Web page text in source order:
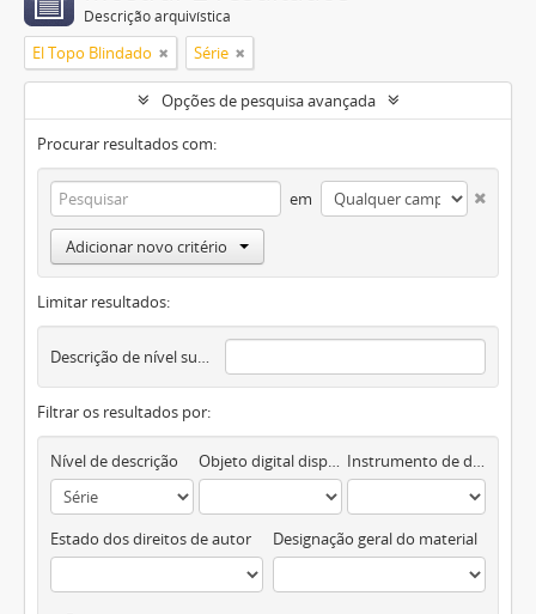
Descrição arquivística
El Topo Blindado Série
Opções de pesquisa avançada
Procurar resultados com:
em
Adicionar novo critério
Limitar resultados:
Descrição de nível superior
Filtrar os resultados por:
Nível de descrição Objeto digital disponível Instrumento de descrição documental
Estado dos direitos de autor Designação geral do material